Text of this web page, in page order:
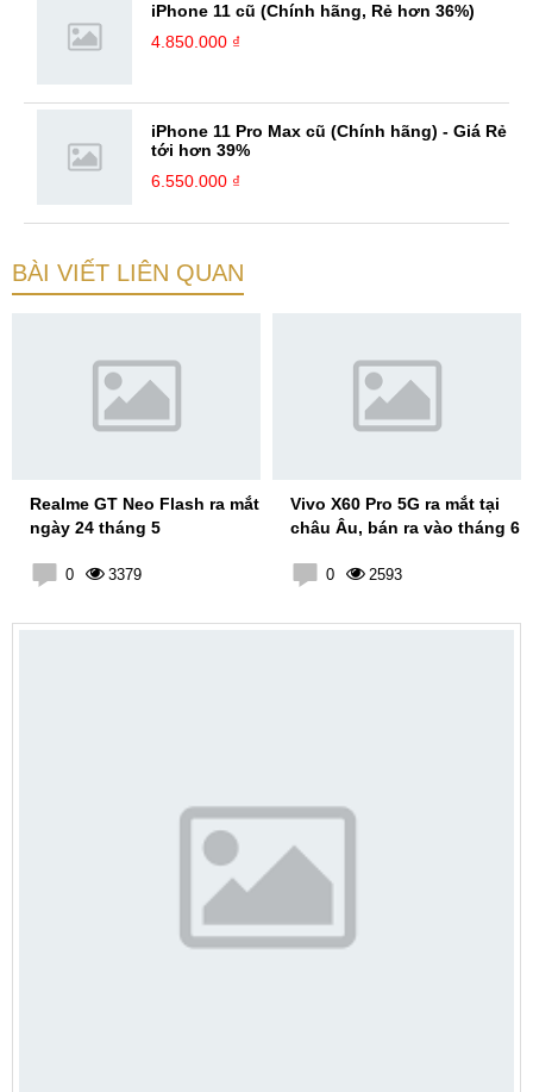
iPhone 11 cũ (Chính hãng, Rẻ hơn 36%)
4.850.000 ₫
iPhone 11 Pro Max cũ (Chính hãng) - Giá Rẻ
tới hơn 39%
6.550.000 ₫
BÀI VIẾT LIÊN QUAN
Realme GT Neo Flash ra mắt
ngày 24 tháng 5
0 3379
Vivo X60 Pro 5G ra mắt tại
châu Âu, bán ra vào tháng 6
0 2593